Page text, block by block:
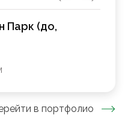
Парк (до,
в портфолио